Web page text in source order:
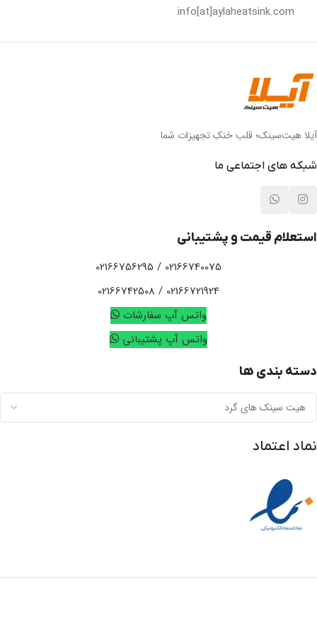
info[at]aylaheatsink.com
آیلا هیت‌سینک؛ قلب خنکِ تجهیزات شما
شبکه های اجتماعی ما
استعلام قیمت و پشتیبانی
02166740075 / 02166756295
02166721924 / 02166742508
واتس آپ سفارشات
واتس آپ پشتیبانی
دسته بندی ها
نماد اعتماد